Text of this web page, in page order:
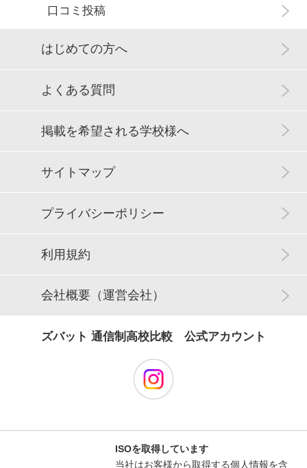
口コミ投稿
はじめての方へ
よくある質問
掲載を希望される学校様へ
サイトマップ
プライバシーポリシー
利用規約
会社概要（運営会社）
ズバット 通信制高校比較 公式アカウント
ISOを取得しています
当社はお客様から取得する個人情報を含